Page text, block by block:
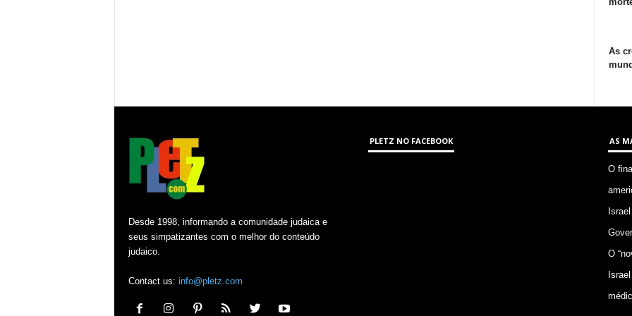
As
Desde 1998, informando a comunidade judaica e
seus simpatizantes com o melhor do conteúdo
judaico.
Contact us: info@pletz.com
PLETZ NO FACEBOOK AS
O
O